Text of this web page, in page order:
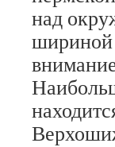
над
шириной